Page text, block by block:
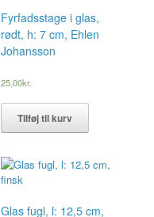
Fyrfadsstage i glas,
rødt, h: 7 cm, Ehlen
Johansson
25,00kr.
Tilføj til kurv
Glas fugl, l: 12,5 cm,